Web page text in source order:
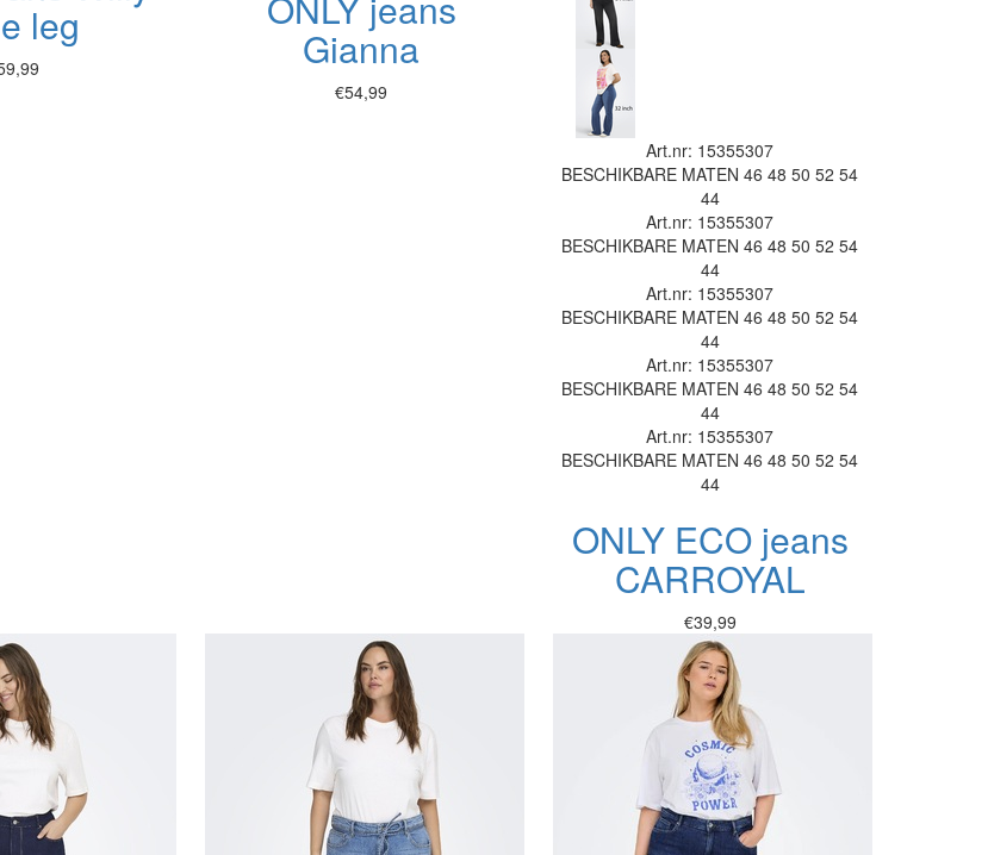
leg Gianna
€54,99
Art.nr: 15355307
BESCHIKBARE MATEN 46 48 50 52 54
44
Art.nr: 15355307
BESCHIKBARE MATEN 46 48 50 52 54
44
Art.nr: 15355307
BESCHIKBARE MATEN 46 48 50 52 54
44
Art.nr: 15355307
BESCHIKBARE MATEN 46 48 50 52 54
44
Art.nr: 15355307
BESCHIKBARE MATEN 46 48 50 52 54
44
ONLY ECO jeans
CARROYAL
€39,99